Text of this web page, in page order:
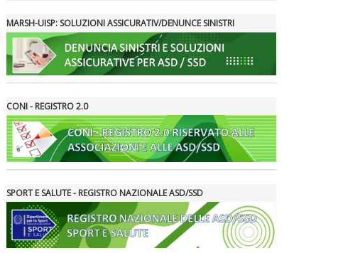
MARSH-UISP: SOLUZIONI ASSICURATIV/DENUNCE SINISTRI
CONI - REGISTRO 2.0
SPORT E SALUTE - REGISTRO NAZIONALE ASD/SSD